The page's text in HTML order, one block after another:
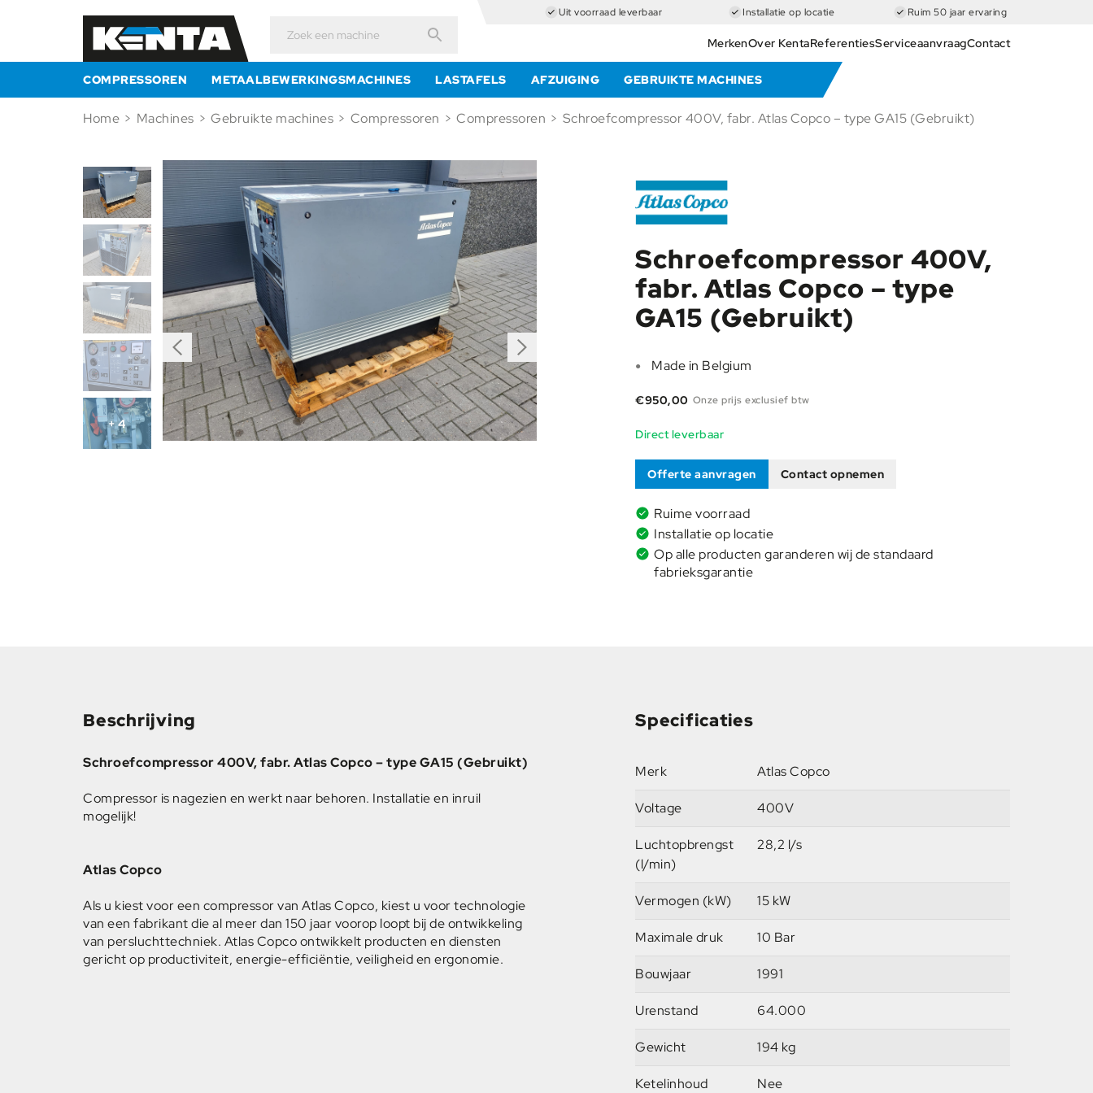
naar:
Uit voorraad leverbaar Installatie op locatie Ruim 50 jaar ervaring
MerkenOver KentaReferentiesServiceaanvraagContact
COMPRESSOREN METAALBEWERKINGSMACHINES LASTAFELS AFZUIGING GEBRUIKTE MACHINES
Home > Machines > Gebruikte machines > Compressoren > Compressoren > Schroefcompressor 400V, fabr. Atlas Copco – type GA15 (Gebruikt)
+ 4
Previous
Next
Schroefcompressor 400V,
fabr. Atlas Copco – type
GA15 (Gebruikt)
Made in Belgium
€950,00 Onze prijs exclusief btw
Direct leverbaar
Offerte aanvragen Contact opnemen
Ruime voorraad
Installatie op locatie
Op alle producten garanderen wij de standaard
fabrieksgarantie
Beschrijving
Schroefcompressor 400V, fabr. Atlas Copco – type GA15 (Gebruikt)
Compressor is nagezien en werkt naar behoren. Installatie en inruil
mogelijk!
Atlas Copco
Als u kiest voor een compressor van Atlas Copco, kiest u voor technologie
van een fabrikant die al meer dan 150 jaar voorop loopt bij de ontwikkeling
van persluchttechniek. Atlas Copco ontwikkelt producten en diensten
gericht op productiviteit, energie-efficiëntie, veiligheid en ergonomie.
Specificaties
Merk Atlas Copco
Voltage 400V
Luchtopbrengst
(l/min)
28,2 l/s
Vermogen (kW) 15 kW
Maximale druk 10 Bar
Bouwjaar 1991
Urenstand 64.000
Gewicht 194 kg
Ketelinhoud Nee